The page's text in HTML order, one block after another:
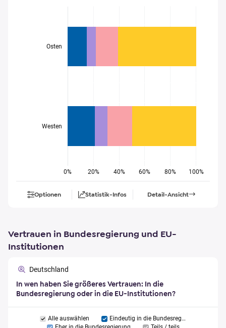
0% 20% 40% 60% 80% 100%
Osten
Westen
Optionen Statistik-Infos Detail-Ansicht
Vertrauen in Bundesregierung und EU-
Institutionen
Deutschland
In wen haben Sie größeres Vertrauen: In die
Bundesregierung oder in die EU-Institutionen?
Alle auswählen
Eindeutig in die Bundesregierung